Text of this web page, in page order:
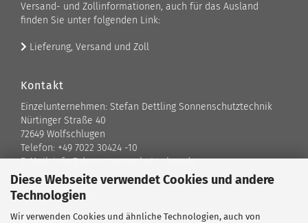
Diese Webseite verwendet Cookies und andere
Technologien
Wir verwenden Cookies und ähnliche Technologien, auch von
Versand- und Zollinformationen, auch für das Ausland
finden Sie unter folgenden Link:
Lieferung, Versand und Zoll
Kontakt
Einzelunternehmen: Stefan Dettling Sonnenschutztechnik
Nürtinger Straße 40
72649 Wolfschlugen
Telefon: +49 7022 30424 -10
E-Mail: info@der-sonnenschutz-shop.de
Kontaktformular